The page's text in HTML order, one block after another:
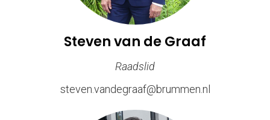
Steven van de Graaf
Raadslid
steven.vandegraaf@brummen.nl